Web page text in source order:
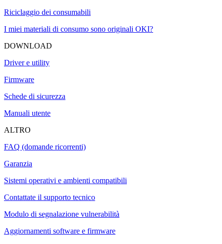
Riciclaggio dei consumabili
I miei materiali di consumo sono originali OKI?
DOWNLOAD
Driver e utility
Firmware
Schede di sicurezza
Manuali utente
ALTRO
FAQ (domande ricorrenti)
Garanzia
Sistemi operativi e ambienti compatibili
Contattate il supporto tecnico
Modulo di segnalazione vulnerabilità
Aggiornamenti software e firmware